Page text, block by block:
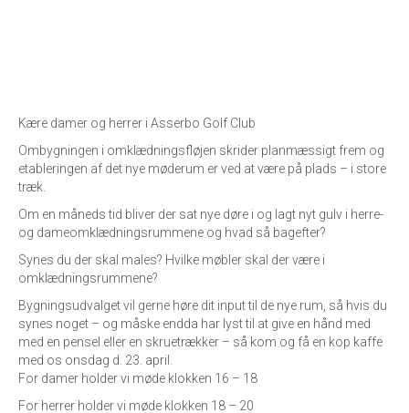
Kære damer og herrer i Asserbo Golf Club
Ombygningen i omklædningsfløjen skrider planmæssigt frem og
etableringen af det nye møderum er ved at være på plads – i store
træk.
Om en måneds tid bliver der sat nye døre i og lagt nyt gulv i herre-
og dameomklædningsrummene og hvad så bagefter?
Synes du der skal males? Hvilke møbler skal der være i
omklædningsrummene?
Bygningsudvalget vil gerne høre dit input til de nye rum, så hvis du
synes noget – og måske endda har lyst til at give en hånd med
med en pensel eller en skruetrækker – så kom og få en kop kaffe
med os onsdag d. 23. april.
For damer holder vi møde klokken 16 – 18
For herrer holder vi møde klokken 18 – 20